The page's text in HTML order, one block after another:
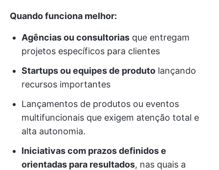
Quando funciona melhor:
Agências ou consultorias que entregam
projetos específicos para clientes
Startups ou equipes de produto lançando
recursos importantes
Lançamentos de produtos ou eventos
multifuncionais que exigem atenção total e
alta autonomia.
Iniciativas com prazos definidos e
orientadas para resultados, nas quais a